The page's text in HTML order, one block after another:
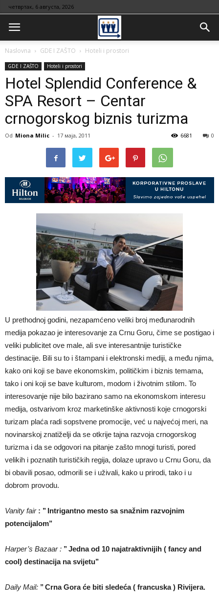
четвртак, 6 августа, 2026
Naslovna GDE I ZAŠTO Hoteli i prostori
GDE I ZAŠTO Hoteli i prostori
Hotel Splendid Conference &
SPA Resort – Centar
crnogorskog biznis turizma
Od Miona Milic - 17 маја, 2011 0
6681
U prethodnoj godini, nezapamćeno veliki broj međunarodnih
medija pokazao je interesovanje za Crnu Goru, čime se postigao i
veliki publicitet ove male, ali sve interesantnije turističke
destinacije. Bili su to i štampani i elektronski mediji, a među njima,
kako oni koji se bave ekonomskim, političkim i biznis temama,
tako i oni koji se bave kulturom, modom i životnim stilom. To
interesovanje nije bilo bazirano samo na ekonomskom interesu
medija, ostvarivom kroz marketinške aktivnosti koje crnogorski
turizam plaća radi sopstvene promocije, već u najvećoj meri, na
novinarskoj znatiželji da se otkrije tajna razvoja crnogorskog
turizma i da se odgovori na pitanje zašto mnogi turisti, pored
velikih i poznatih turističkih regija, dolaze upravo u Crnu Goru, da
bi obavili posao, odmorili se i uživali, kako u prirodi, tako i u
dobrom provodu.
Vanity fair: ’’ Intrigantno mesto sa snažnim razvojnim
potencijalom’’
Harper’s Bazaar : ’’ Jedna od 10 najatraktivnijih ( fancy and
cool) destinacija na svijetu’’
Daily Mail: ’’ Crna Gora će biti sledeća ( francuska ) Rivijera.